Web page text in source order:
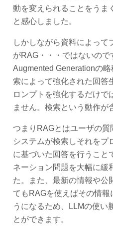
動を変えられることをうま
と感心しました。
しかしながら資料によって
がRAG・・・ではないので
Augmented Generationの
索によって強化された回答
ロンプトを強化するだけで
ません。検索という動作が
つまりRAGとはユーザの
システムが検索しそれをプ
に基づいた回答を行うこと
ネーション問題を大幅に緩
た。また、最新の情報や公
てもRAGを使えばその情報
うになるため、LLMの使い
とができます。